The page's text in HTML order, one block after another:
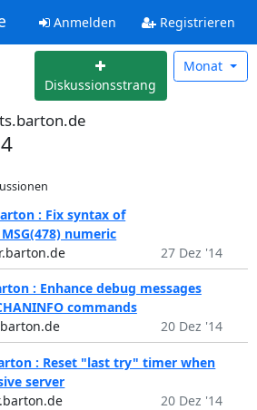
Anmelden Registrieren
Diskussionsstrang
Monat
: Fix syntax of
numeric
27 Dez '14
: Enhance debug messages
commands
20 Dez '14
: Reset "last try" timer when
server
20 Dez '14